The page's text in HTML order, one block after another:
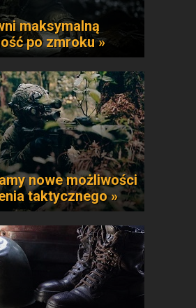
maksymalną
po zmroku »
nowe możliwości
taktycznego »